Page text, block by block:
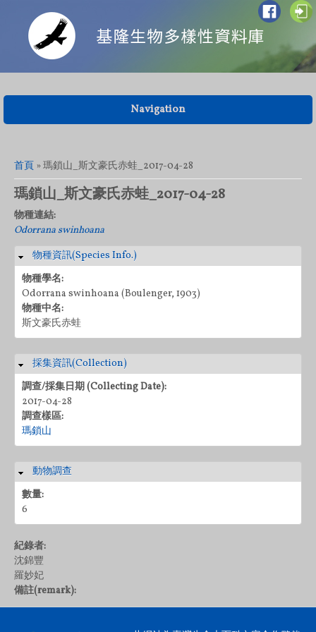
Navigation
您在這裡
首頁 » 瑪鎖山_斯文豪氏赤蛙_2017-04-28
瑪鎖山_斯文豪氏赤蛙_2017-04-28
物種連結:
Odorrana swinhoana
隱藏
物種資訊(Species Info.)
物種學名:
Odorrana swinhoana (Boulenger, 1903)
物種中名:
斯文豪氏赤蛙
隱藏
採集資訊(Collection)
調查/採集日期 (Collecting Date):
2017-04-28
調查樣區:
瑪鎖山
隱藏
動物調查
數量:
6
紀錄者:
沈錦豐
羅妙妃
備註(remark):